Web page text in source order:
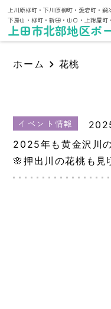
上川原柳町・下川原柳町・愛宕町・鍛
下房山・柳町・新田・山口・上紺屋町
上田市北部地区ポ
ホーム 花桃
イベント情報
2025年も黄金沢川
🌸押出川の花桃も見